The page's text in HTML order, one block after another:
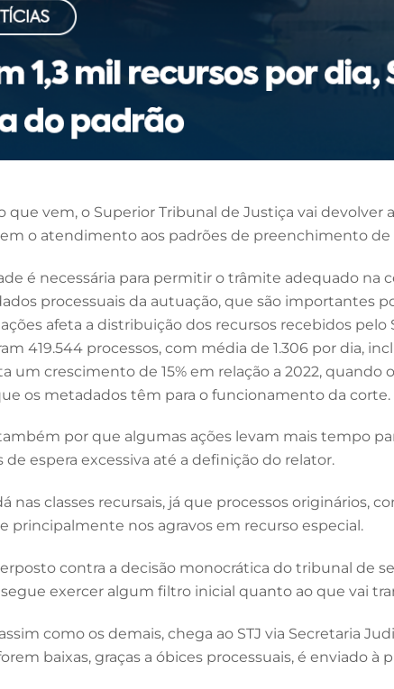
que vem, o Superior Tribunal de Justiça vai devolver
o atendimento aos padrões de preenchimento de
é necessária para permitir o trâmite adequado
processuais da autuação, que são importantes
afeta a distribuição dos recursos recebidos
419.544 processos, com média de 1.306 por dia,
um crescimento de 15% em relação a 2022, quando
os metadados têm para o funcionamento da corte.
por que algumas ações levam mais tempo
de espera excessiva até a definição do relator.
nas classes recursais, já que processos originários,
principalmente nos agravos em recurso especial.
contra a decisão monocrática do tribunal de
exercer algum filtro inicial quanto ao que vai
como os demais, chega ao STJ via Secretaria
baixas, graças a óbices processuais, é enviado à